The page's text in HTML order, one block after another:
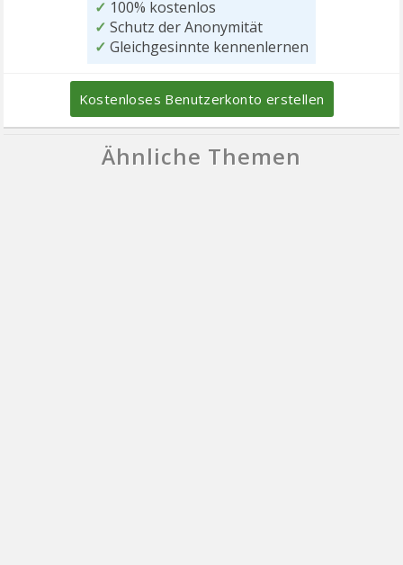
✓ 100% kostenlos
✓ Schutz der Anonymität
✓ Gleichgesinnte kennenlernen
Kostenloses Benutzerkonto erstellen
Ähnliche Themen